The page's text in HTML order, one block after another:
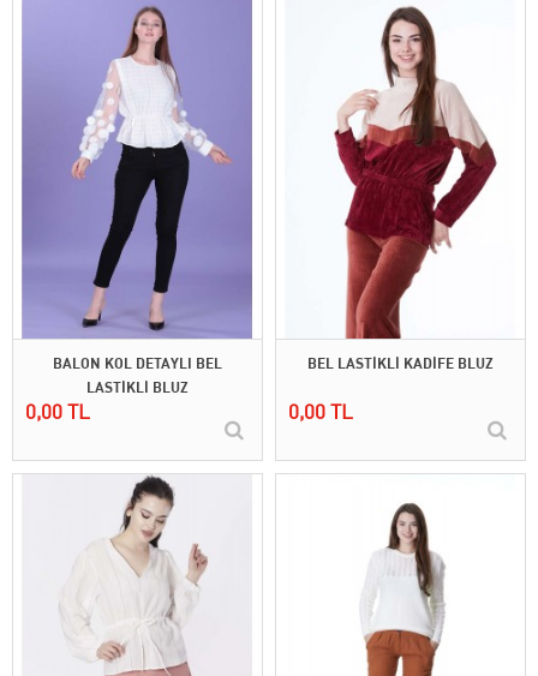
BALON KOL DETAYLI BEL
LASTİKLİ BLUZ
0,00 TL
BEL LASTİKLİ KADİFE BLUZ
0,00 TL